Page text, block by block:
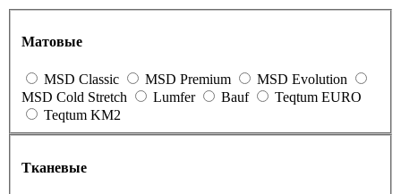
Матовые
MSD Classic MSD Premium
MSD Evolution
MSD Cold Stretch
Lumfer Bauf
Teqtum EURO
Teqtum KM2
Тканевые